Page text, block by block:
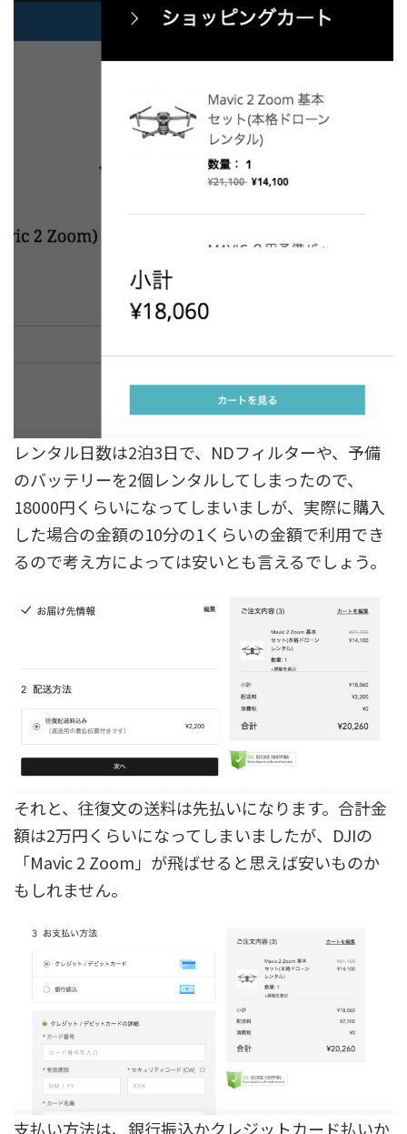
レンタル日数は2泊3日で、NDフィルターや、予備
のバッテリーを2個レンタルしてしまったので、
18000円くらいになってしまいましが、実際に購入
した場合の金額の10分の1くらいの金額で利用でき
るので考え方によっては安いとも言えるでしょう。
それと、往復文の送料は先払いになります。合計金
額は2万円くらいになってしまいましたが、DJIの
「Mavic 2 Zoom」が飛ばせると思えば安いものか
もしれません。
支払い方法は、銀行振込かクレジットカード払いか